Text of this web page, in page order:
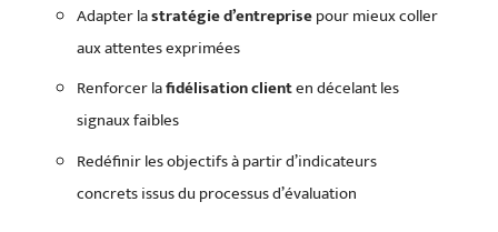
Adapter lastratégie d’entreprisepour mieux coller
aux attentes exprimées
Renforcer lafidélisation clienten décelant les
signaux faibles
Redéfinir les objectifs à partir d’indicateurs
concrets issus du processus d’évaluation